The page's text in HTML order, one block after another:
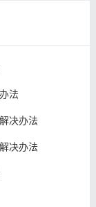
法
决办法
决办法